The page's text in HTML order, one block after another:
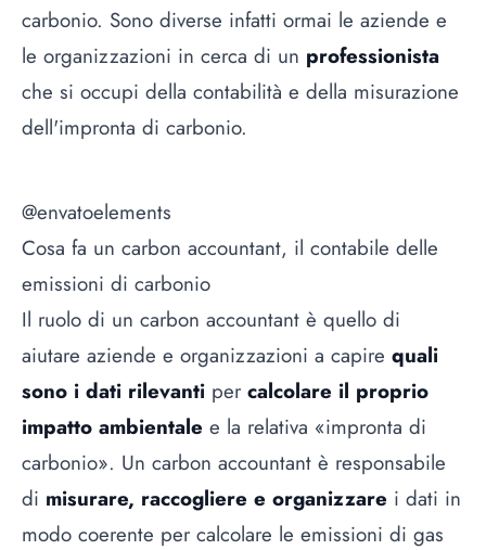
carbonio. Sono diverse infatti ormai le aziende e
le organizzazioni in cerca di un professionista
che si occupi della contabilità e della misurazione
dell'impronta di carbonio.
@envatoelements
Cosa fa un carbon accountant, il contabile delle
emissioni di carbonio
Il ruolo di un carbon accountant è quello di
aiutare aziende e organizzazioni a capire quali
sono i dati rilevanti per calcolare il proprio
impatto ambientale e la relativa «impronta di
carbonio». Un carbon accountant è responsabile
di misurare, raccogliere e organizzare i dati in
modo coerente per calcolare le emissioni di gas